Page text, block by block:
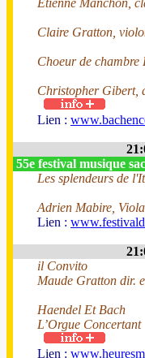
Etienne Manchon,
Claire Gratton,
Choeur de
Christopher Gibert,
Lien :
55e festival musique
Les splendeurs de
Adrien Mabire,
Lien :
il Convito
Maude Gratton dir.
Haendel Et Bach
L’Orgue Concertant
Lien :